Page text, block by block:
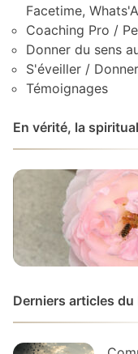
Facetime,
Coaching Pro /
Donner du sens
S'éveiller /
Témoignages
En vérité, la
Derniers articles du